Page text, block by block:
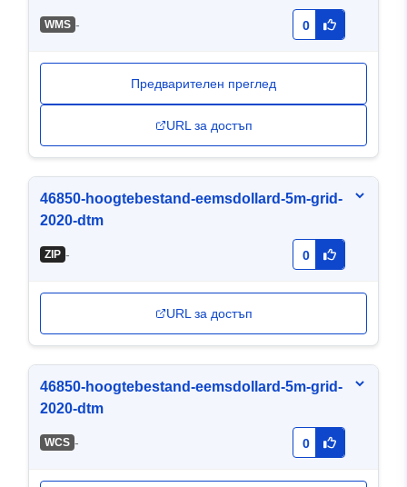
WMS - 0
Предварителен преглед
URL за достъп
46850-hoogtebestand-eemsdollard-5m-grid-
2020-dtm
ZIP - 0
URL за достъп
46850-hoogtebestand-eemsdollard-5m-grid-
2020-dtm
WCS - 0